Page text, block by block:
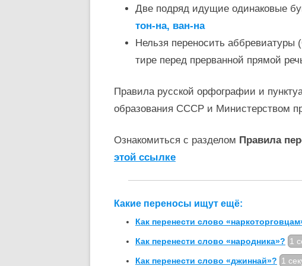
Две подряд идущие одинаковые
тон-на, ван-на
Нельзя переносить
тире перед прерванной прямой
Правила русской орфографии и
образования СССР и Министерством
Ознакомиться с разделом Правила
этой ссылке
Какие переносы ищут ещё:
Как перенести слово
Как перенести слово «народника»? 1
Как перенести слово «джиннай»? 1